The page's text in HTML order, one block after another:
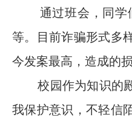
通过班会，同学们
等。目前诈骗形式多
今发案最高，造成的
校园作为知识的殿
我保护意识，不轻信